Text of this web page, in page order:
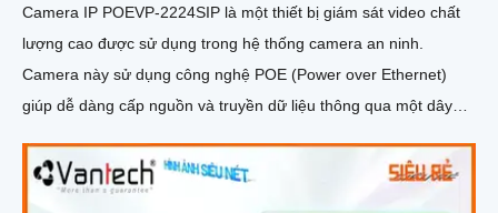
Camera IP POEVP-2224SIP là một thiết bị giám sát video chất
lượng cao được sử dụng trong hệ thống camera an ninh.
Camera này sử dụng công nghệ POE (Power over Ethernet)
giúp dễ dàng cấp nguồn và truyền dữ liệu thông qua một dây